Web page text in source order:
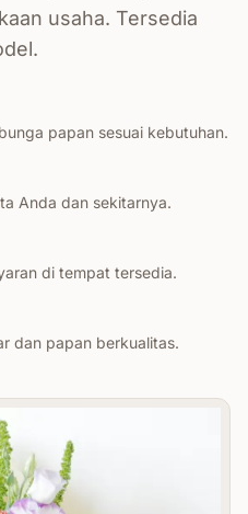
usaha. Tersedia
papan sesuai kebutuhan.
Anda dan sekitarnya.
di tempat tersedia.
dan papan berkualitas.